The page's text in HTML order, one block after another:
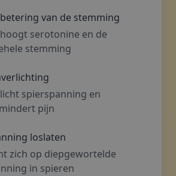
van de stemming
serotonine en de
stemming
spierspanning en
pijn
loslaten
zich op diepgewortelde
in spieren